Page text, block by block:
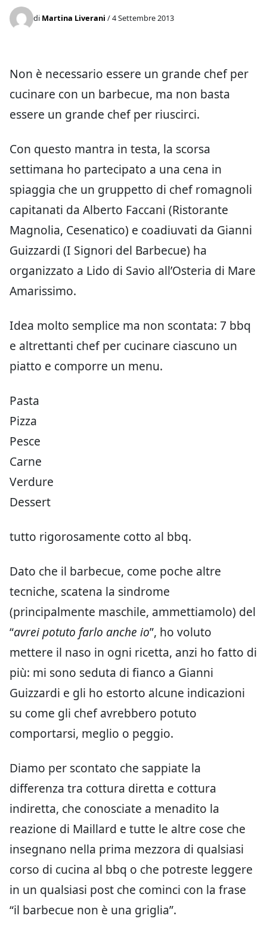
di Martina Liverani / 4 Settembre 2013
Non è necessario essere un grande chef per
cucinare con un barbecue, ma non basta
essere un grande chef per riuscirci.
Con questo mantra in testa, la scorsa
settimana ho partecipato a una cena in
spiaggia che un gruppetto di chef romagnoli
capitanati da Alberto Faccani (Ristorante
Magnolia, Cesenatico) e coadiuvati da Gianni
Guizzardi (I Signori del Barbecue) ha
organizzato a Lido di Savio all’Osteria di Mare
Amarissimo.
Idea molto semplice ma non scontata: 7 bbq
e altrettanti chef per cucinare ciascuno un
piatto e comporre un menu.
Pasta
Pizza
Pesce
Carne
Verdure
Dessert
tutto rigorosamente cotto al bbq.
Dato che il barbecue, come poche altre
tecniche, scatena la sindrome
(principalmente maschile, ammettiamolo) del
“avrei potuto farlo anche io”, ho voluto
mettere il naso in ogni ricetta, anzi ho fatto di
più: mi sono seduta di fianco a Gianni
Guizzardi e gli ho estorto alcune indicazioni
su come gli chef avrebbero potuto
comportarsi, meglio o peggio.
Diamo per scontato che sappiate la
differenza tra cottura diretta e cottura
indiretta, che conosciate a menadito la
reazione di Maillard e tutte le altre cose che
insegnano nella prima mezzora di qualsiasi
corso di cucina al bbq o che potreste leggere
in un qualsiasi post che cominci con la frase
“il barbecue non è una griglia”.